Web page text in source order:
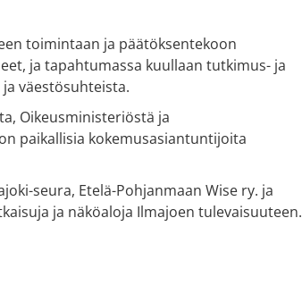
toimintaan ja päätöksentekoon
ja tapahtumassa kuullaan tutkimus- ja
väestösuhteista.
Oikeusministeriöstä ja
paikallisia kokemusasiantuntijoita
seura, Etelä-Pohjanmaan Wise ry. ja
ja näköaloja Ilmajoen tulevaisuuteen.